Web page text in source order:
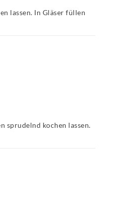
lassen. In Gläser füllen
sprudelnd kochen lassen.